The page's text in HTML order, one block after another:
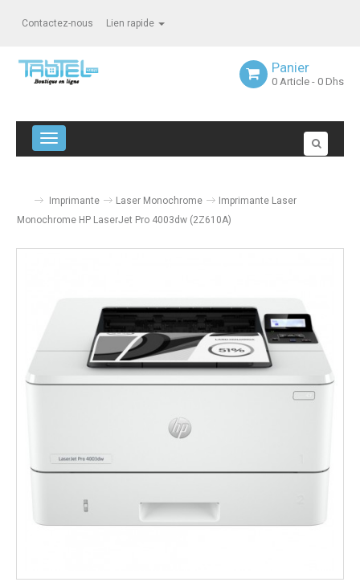
Contactez-nous Lien rapide
Panier
0 Article - 0 Dhs
Navigation bascule
Imprimante Laser Monochrome
Imprimante Laser
Monochrome HP LaserJet Pro 4003dw (2Z610A)